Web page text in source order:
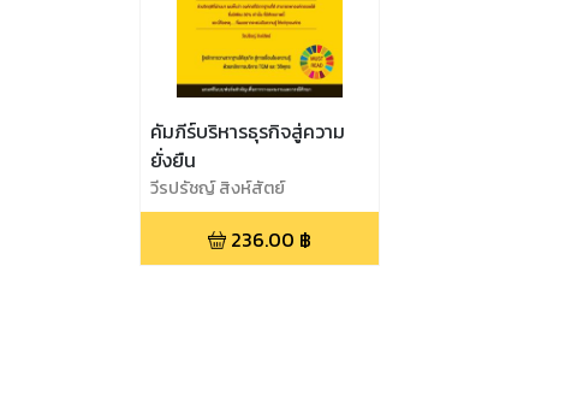
คัมภีร์บริหารธุรกิจสู่ความ
ยั่งยืน
วีรปรัชญ์ สิงห์สัตย์
236.00 ฿